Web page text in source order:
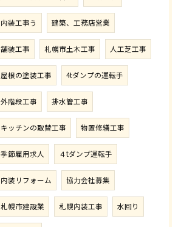
内装工事う 建築、工務店営業
舗装工事 札幌市土木工事 人工芝工事
屋根の塗装工事 4tダンプの運転手
外階段工事 排水管工事
キッチンの取替工事 物置修繕工事
季節雇用求人 ４tダンプ運転手
内装リフォーム 協力会社募集
札幌市建設業 札幌内装工事 水回り